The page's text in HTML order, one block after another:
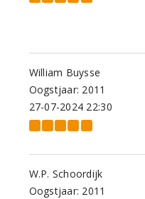
William Buysse
Oogstjaar: 2011
27-07-2024 22:30
W.P. Schoordijk
Oogstjaar: 2011